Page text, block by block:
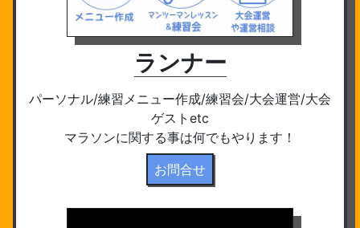
ランナー
パーソナル/練習メニュー作成/練習会/大会運営/大会
ゲストetc
マラソンに関する事は何でもやります！
お問合せ